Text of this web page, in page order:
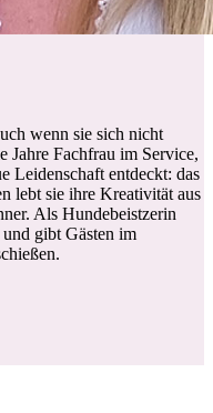
wenn sie sich nicht
Jahre Fachfrau im Service,
Leidenschaft entdeckt: das
lebt sie ihre Kreativität aus
Als Hundebeistzerin
gibt Gästen im